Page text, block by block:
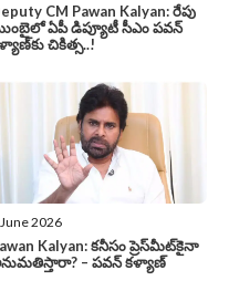
CM Pawan Kalyan: రేపు
ఏపీ డిప్యూటీ సీఎం పవన్‌
చికిత్స..!
2026
Kalyan: కనీసం ప్రెస్‌మీట్‌కైనా
– పవన్ కళ్యాణ్